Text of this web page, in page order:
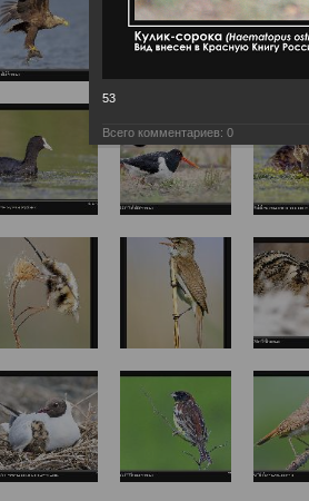
53
Всего комментариев: 0